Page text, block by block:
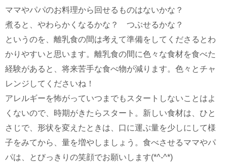
ママやパパのお料理から回せるものはないかな？
煮ると、やわらかくなるかな？ つぶせるかな？
というのを、離乳食の間は考えて準備をしてくださるとわ
かりやすいと思います。離乳食の間に色々な食材を食べた
経験があると、将来苦手な食べ物が減ります。色々とチャ
レンジしてくださいね！
アレルギーを怖がっていつまでもスタートしないことはよ
くないので、時期がきたらスタート。新しい食材は、ひと
さじで、形状を変えたときは、口に運ぶ量を少しにして様
子をみてから、量を増やしましょう。食べさせるママやパ
パは、とびっきりの笑顔でお願いします(*^-^*)